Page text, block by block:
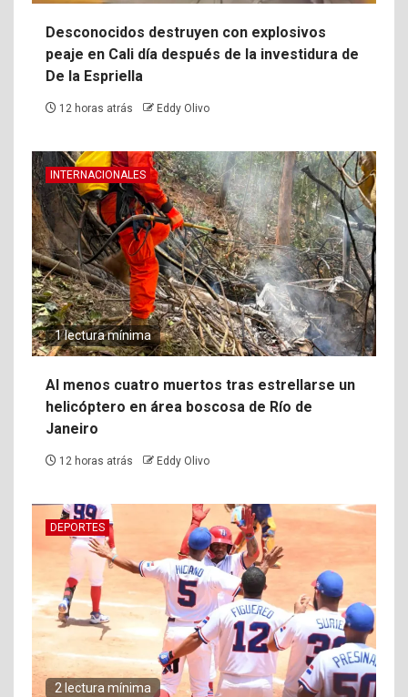
Desconocidos destruyen con explosivos
peaje en Cali día después de la investidura de
De la Espriella
12 horas atrás Eddy Olivo
INTERNACIONALES
1 lectura mínima
Al menos cuatro muertos tras estrellarse un
helicóptero en área boscosa de Río de
Janeiro
12 horas atrás Eddy Olivo
DEPORTES
2 lectura mínima